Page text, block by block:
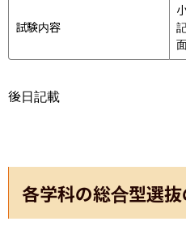
試験内容
後日記載
各学科の総合型選